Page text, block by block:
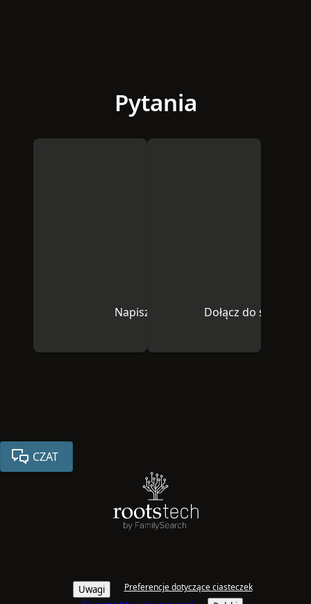
Pytania
Napisz do nas Dołącz do
CZAT
Uwagi Preferencje dotyczące ciasteczek